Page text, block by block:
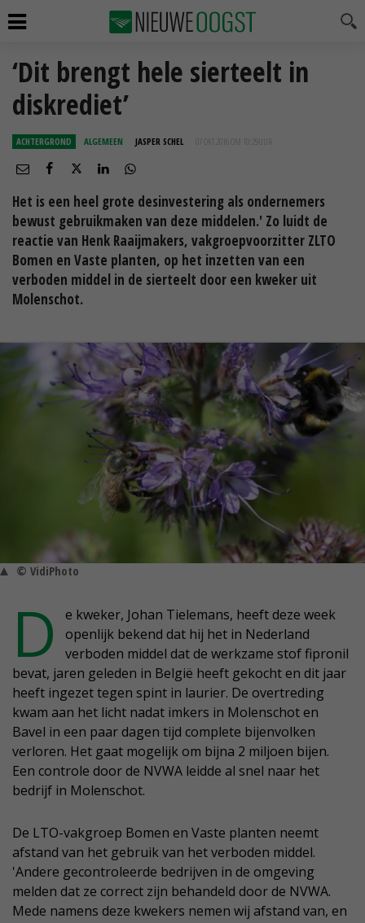
‘Dit brengt hele sierteelt in
diskrediet’
ACHTERGROND ALGEMEEN JASPER SCHEL 07 OKT 2016 OM 10:29
Het is een heel grote desinvestering als ondernemers
bewust gebruikmaken van deze middelen.' Zo luidt de
reactie van Henk Raaijmakers, vakgroepvoorzitter ZLTO
Bomen en Vaste planten, op het inzetten van een
verboden middel in de sierteelt door een kweker uit
Molenschot.
© VidiPhoto
D
e kweker, Johan Tielemans, heeft deze week
openlijk bekend dat hij het in Nederland
verboden middel dat de werkzame stof fipronil
bevat, jaren geleden in België heeft gekocht en dit jaar
heeft ingezet tegen spint in laurier. De overtreding
kwam aan het licht nadat imkers in Molenschot en
Bavel in een paar dagen tijd complete bijenvolken
verloren. Het gaat mogelijk om bijna 2 miljoen bijen.
Een controle door de NVWA leidde al snel naar het
bedrijf in Molenschot.
De LTO-vakgroep Bomen en Vaste planten neemt
afstand van het gebruik van het verboden middel.
'Andere gecontroleerde bedrijven in de omgeving
melden dat ze correct zijn behandeld door de NVWA.
Mede namens deze kwekers nemen wij afstand van, en